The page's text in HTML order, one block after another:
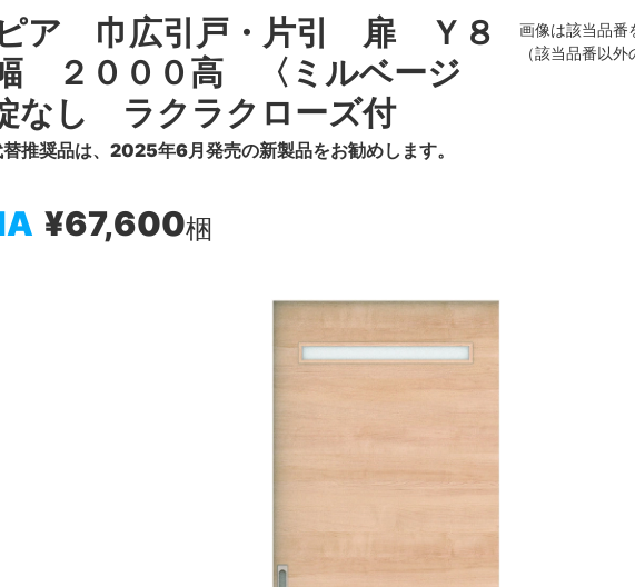
ア 巾広引戸・片引 扉 Ｙ８
２０００高 〈ミルベージ
し ラクラクローズ付
推奨品は、2025年6月発売の新製品をお勧めします。
¥67,600梱
画像は該当品番
（該当品番以